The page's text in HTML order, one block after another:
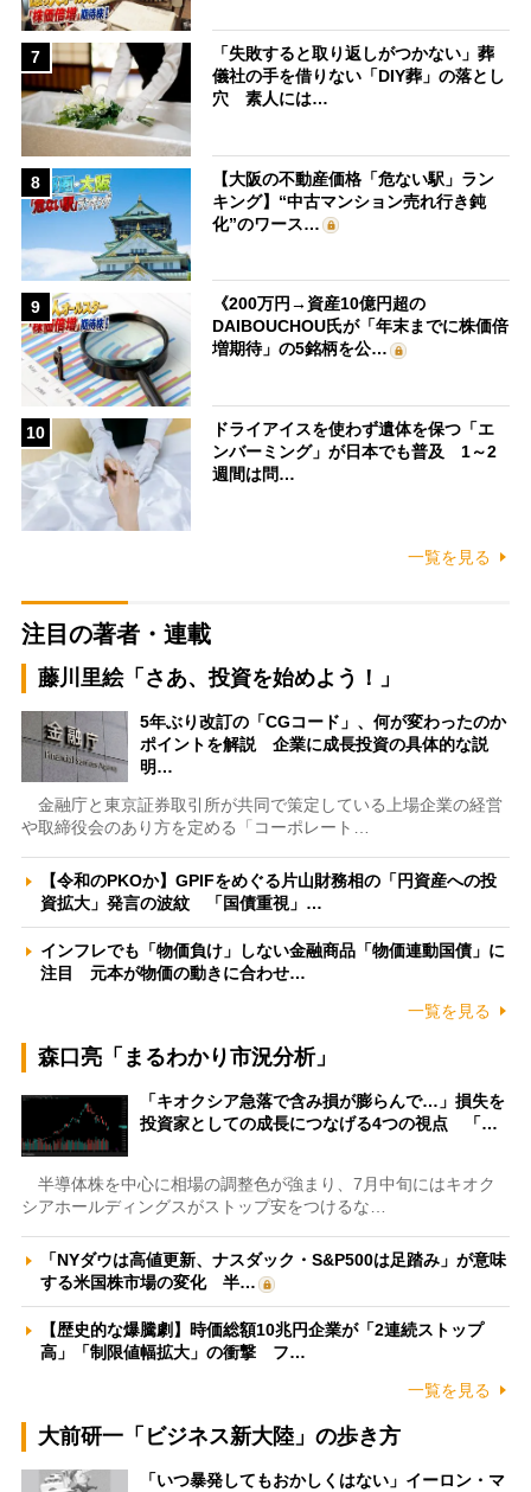
7
「失敗すると取り返しがつかない」葬
儀社の手を借りない「DIY葬」の落とし
穴 素人には…
8
【大阪の不動産価格「危ない駅」ラン
キング】“中古マンション売れ行き鈍
化”のワース…
9
《200万円→資産10億円超の
DAIBOUCHOU氏が「年末までに株価倍
増期待」の5銘柄を公…
10
ドライアイスを使わず遺体を保つ「エ
ンバーミング」が日本でも普及 1～2
週間は問…
一覧を見る
注目の著者・連載
藤川里絵「さあ、投資を始めよう！」
5年ぶり改訂の「CGコード」、何が変わったのか
ポイントを解説 企業に成長投資の具体的な説
明…
金融庁と東京証券取引所が共同で策定している上場企業の経営
や取締役会のあり方を定める「コーポレート…
【令和のPKOか】GPIFをめぐる片山財務相の「円資産への投
資拡大」発言の波紋 「国債重視」…
インフレでも「物価負け」しない金融商品「物価連動国債」に
注目 元本が物価の動きに合わせ…
一覧を見る
森口亮「まるわかり市況分析」
「キオクシア急落で含み損が膨らんで…」損失を
投資家としての成長につなげる4つの視点 「…
半導体株を中心に相場の調整色が強まり、7月中旬にはキオク
シアホールディングスがストップ安をつけるな…
「NYダウは高値更新、ナスダック・S&P500は足踏み」が意味
する米国株市場の変化 半…
【歴史的な爆騰劇】時価総額10兆円企業が「2連続ストップ
高」「制限値幅拡大」の衝撃 フ…
一覧を見る
大前研一「ビジネス新大陸」の歩き方
「いつ暴発してもおかしくはない」イーロン・マ